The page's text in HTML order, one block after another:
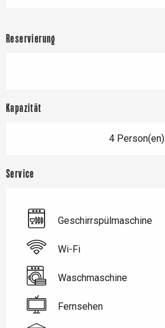
Reservierung
Kapazität
4 Person(en)
Service
Geschirrspülmaschine
Wi-Fi
Waschmaschine
Fernsehen